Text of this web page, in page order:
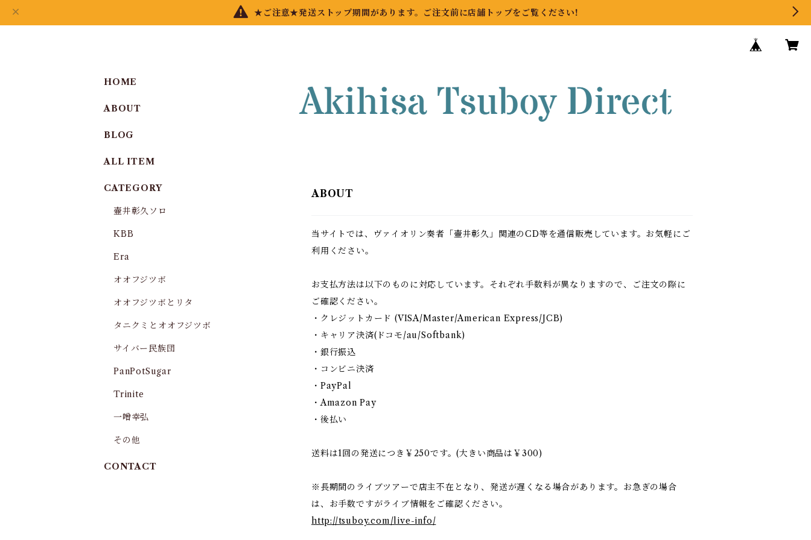
★ご注意★発送ストップ期間があります。ご注文前に店舗トップをご覧ください!
ABOUT
当サイトでは、ヴァイオリン奏者「壷井彰久」関連のCD等を通信販売しています。お気軽にご
利用ください。
お支払方法は以下のものに対応しています。それぞれ手数料が異なりますので、ご注文の際に
ご確認ください。
・クレジットカード (VISA/Master/American Express/JCB)
・キャリア決済(ドコモ/au/Softbank)
・銀行振込
・コンビニ決済
・PayPal
・Amazon Pay
・後払い
送料は1回の発送につき￥250です。(大きい商品は￥300)
※長期間のライブツアーで店主不在となり、発送が遅くなる場合があります。お急ぎの場合
は、お手数ですがライブ情報をご確認ください。
http://tsuboy.com/live-info/
HOME
ABOUT
BLOG
ALL ITEM
CATEGORY
壷井彰久ソロ
KBB
Era
オオフジツボ
オオフジツボとリタ
タニクミとオオフジツボ
サイバー民族団
PanPotSugar
Trinite
一噌幸弘
その他
CONTACT